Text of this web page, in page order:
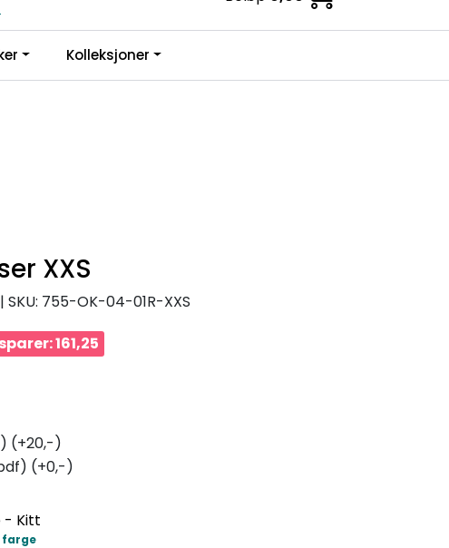
Infosenter
Kolleksjoner
XXS
| SKU: 755-OK-04-01R-XXS
161,25
(+20,-)
(+0,-)
- Kitt
farge